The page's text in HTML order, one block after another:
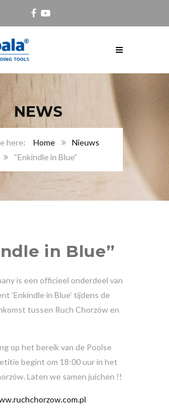
NEWS
Home
Nieuws
“Enkindle in Blue”
in Blue”
is een officieel onderdeel van
‘Enkindle in Blue’ tijdens de
tussen Ruch Chorzów en
op het bereik van de Poolse
begint om 18:00 uur in het
Laten we samen juichen !!